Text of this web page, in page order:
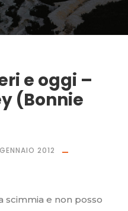
e oggi –
(Bonnie
2012
scimmia e non posso